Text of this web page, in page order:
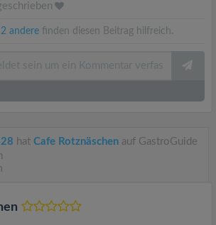
2 andere finden diesen Beitrag hilfreich.
hat Cafe Rotznäschen auf GastroGuide